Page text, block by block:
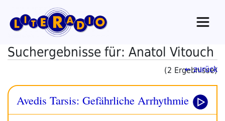
Inhalt
springen
Suchergebnisse für: Anatol Vitouch
(2 Ergebnisse)
← zurück
Avedis Tarsis: Gefährliche Arrhythmie